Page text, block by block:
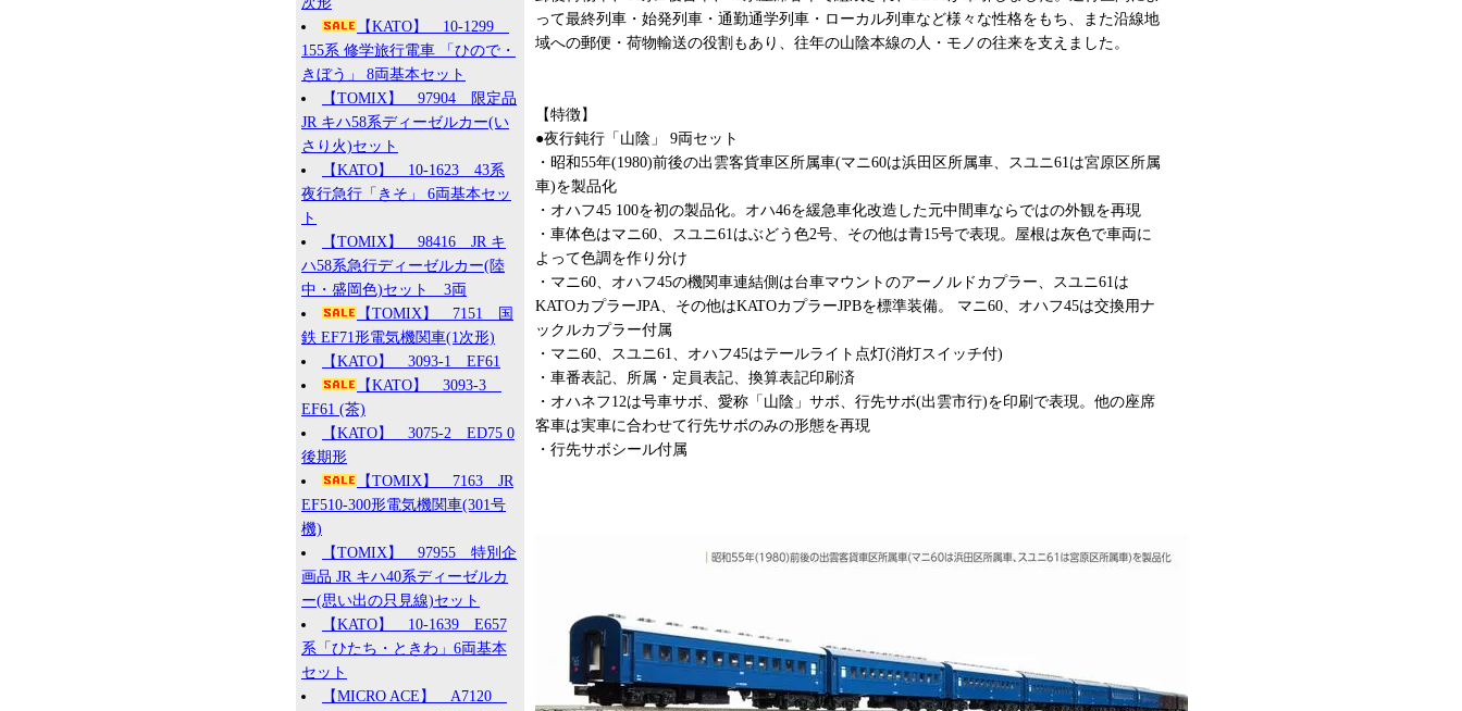
【KATO】 10-1299
155系 修学旅行電車 「ひので・
きぼう」 8両基本セット
【TOMIX】 97904 限定品
JR キハ58系ディーゼルカー(い
さり火)セット
【KATO】 10-1623 43系
夜行急行「きそ」 6両基本セッ
ト
【TOMIX】 98416 JR キ
ハ58系急行ディーゼルカー(陸
中・盛岡色)セット 3両
【TOMIX】 7151 国
鉄 EF71形電気機関車(1次形)
【KATO】 3093-1 EF61
【KATO】 3093-3
EF61 (茶)
【KATO】 3075-2 ED75 0
後期形
【TOMIX】 7163 JR
EF510-300形電気機関車(301号
機)
【TOMIX】 97955 特別企
画品 JR キハ40系ディーゼルカ
ー(思い出の只見線)セット
【KATO】 10-1639 E657
系「ひたち・ときわ」6両基本
セット
【MICRO ACE】 A7120
って最終列車・始発列車・通勤通学列車・ローカル列車など様々な性格をもち、また沿線地
域への郵便・荷物輸送の役割もあり、往年の山陰本線の人・モノの往来を支えました。
【特徴】
●夜行鈍行「山陰」 9両セット
・昭和55年(1980)前後の出雲客貨車区所属車(マニ60は浜田区所属車、スユニ61は宮原区所属
車)を製品化
・オハフ45 100を初の製品化。オハ46を緩急車化改造した元中間車ならではの外観を再現
・車体色はマニ60、スユニ61はぶどう色2号、その他は青15号で表現。屋根は灰色で車両に
よって色調を作り分け
・マニ60、オハフ45の機関車連結側は台車マウントのアーノルドカプラー、スユニ61は
KATOカプラーJPA、その他はKATOカプラーJPBを標準装備。 マニ60、オハフ45は交換用ナ
ックルカプラー付属
・マニ60、スユニ61、オハフ45はテールライト点灯(消灯スイッチ付)
・車番表記、所属・定員表記、換算表記印刷済
・オハネフ12は号車サボ、愛称「山陰」サボ、行先サボ(出雲市行)を印刷で表現。他の座席
客車は実車に合わせて行先サボのみの形態を再現
・行先サボシール付属